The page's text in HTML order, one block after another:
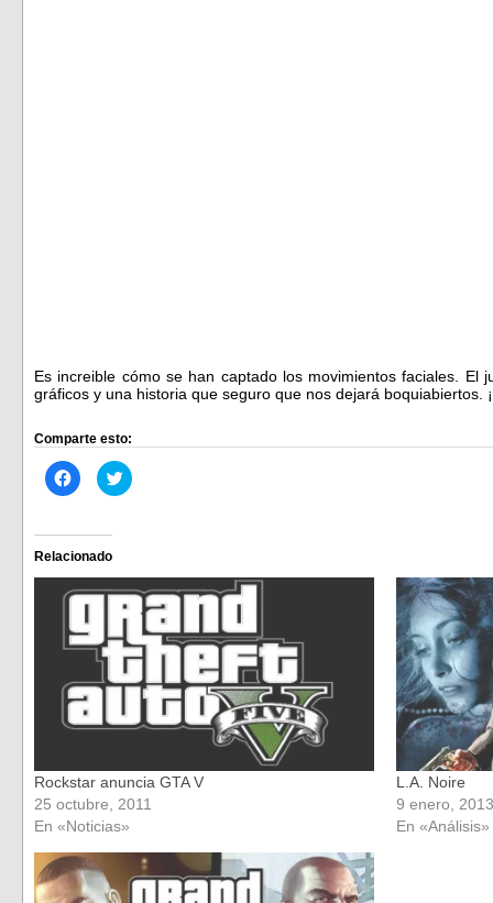
Es increible cómo se han captado los movimientos faciales. El
gráficos y una historia que seguro que nos dejará boquiabiertos.
Comparte esto:
Haz
clic
Facebook
(Se
abre
en
una
ventana
nueva)
Haz
clic
en
una
ventana
nueva)
Relacionado
Rockstar anuncia GTA V
25 octubre, 2011
En «Noticias»
L.A. Noire
9 enero, 2013
En «Análisis»